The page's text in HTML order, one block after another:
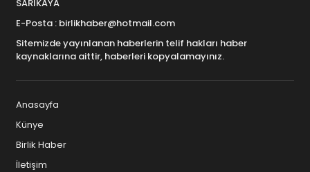
SARIKAYA
E-Posta : birlikhaber@hotmail.com
Sitemizde yayınlanan haberlerin telif hakları haber
kaynaklarına aittir, haberleri kopyalamayınız.
Anasayfa
Künye
Birlik Haber
İletişim